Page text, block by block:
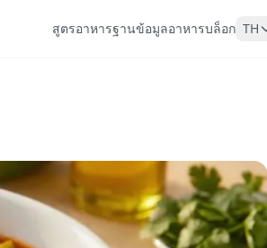
สูตรอาหารฐานข้อมูลอาหารบล็อก TH